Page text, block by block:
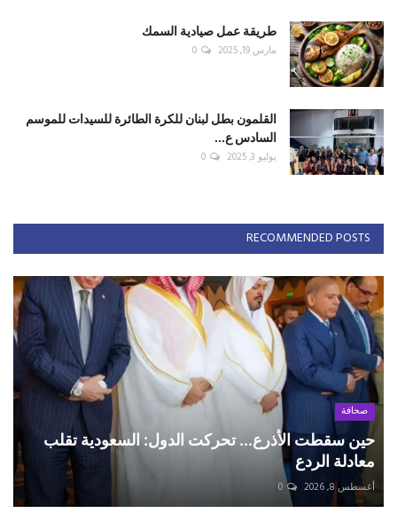
طريقة عمل صيادية السمك
مارس 19, 2025 0
القلمون بطل لبنان للكرة الطائرة للسيدات للموسم
السادس ع...
يوليو 3, 2025 0
RECOMMENDED POSTS
صحافة
حين سقطت الأذرع... تحركت الدول: السعودية تقلب
معادلة الردع
أغسطس 8, 2026 0